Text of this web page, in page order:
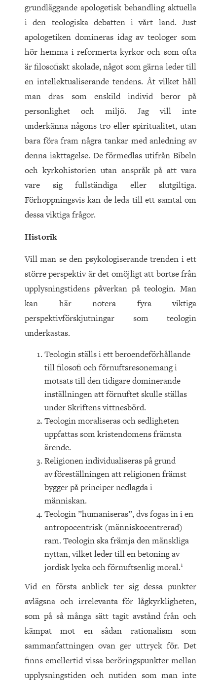
grundläggande apologetisk behandling aktuella
i den teologiska debatten i vårt land. Just
apologetiken domineras idag av teologer som
hör hemma i reformerta kyrkor och som ofta
är filosofiskt skolade, något som gärna leder till
en intellektualiserande tendens. Åt vilket håll
man dras som enskild individ beror på
personlighet och miljö. Jag vill inte
underkänna någons tro eller spiritualitet, utan
bara föra fram några tankar med anledning av
denna iakttagelse. De förmedlas utifrån Bibeln
och kyrkohistorien utan anspråk på att vara
vare sig fullständiga eller slutgiltiga.
Förhoppningsvis kan de leda till ett samtal om
dessa viktiga frågor.
Historik
Vill man se den psykologiserande trenden i ett
större perspektiv är det omöjligt att bortse från
upplysningstidens påverkan på teologin. Man
kan här notera fyra viktiga
perspektivförskjutningar som teologin
underkastas.
Teologin ställs i ett beroendeförhållande
till filosofi och förnuftsresonemang i
motsats till den tidigare dominerande
inställningen att förnuftet skulle ställas
under Skriftens vittnesbörd.
Teologin moraliseras och sedligheten
uppfattas som kristendomens främsta
ärende.
Religionen individualiseras på grund
av föreställningen att religionen främst
bygger på principer nedlagda i
människan.
Teologin ”humaniseras”, dvs fogas in i en
antropocentrisk (människocentrerad)
ram. Teologin ska främja den mänskliga
nyttan, vilket leder till en betoning av
jordisk lycka och förnuftsenlig moral.1
Vid en första anblick ter sig dessa punkter
avlägsna och irrelevanta för lågkyrkligheten,
som på så många sätt tagit avstånd från och
kämpat mot en sådan rationalism som
sammanfattningen ovan ger uttryck för. Det
finns emellertid vissa beröringspunkter mellan
upplysningstiden och nutiden som man inte